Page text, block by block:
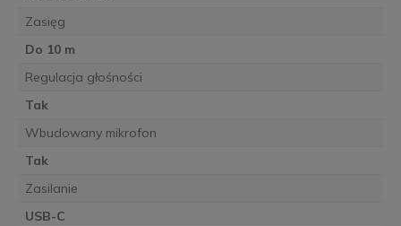
Zasięg
Do 10 m
Regulacja głośności
Tak
Wbudowany mikrofon
Tak
Zasilanie
USB-C